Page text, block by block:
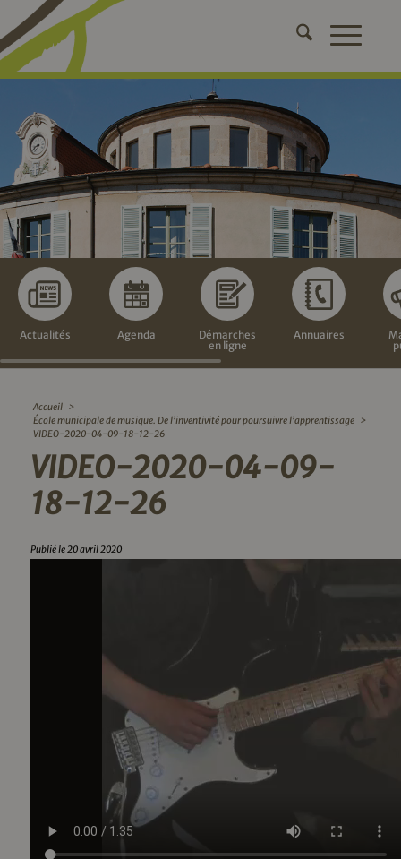
Actualités Agenda
Démarches
en ligne
Annuaires
Accueil >
École municipale de musique. De l’inventivité pour poursuivre l’apprentissage >
VIDEO-2020-04-09-18-12-26
VIDEO-2020-04-09-
18-12-26
Publié le 20 avril 2020